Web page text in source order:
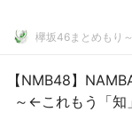
欅坂46まとめもり～
【NMB48】
～←これもう「知